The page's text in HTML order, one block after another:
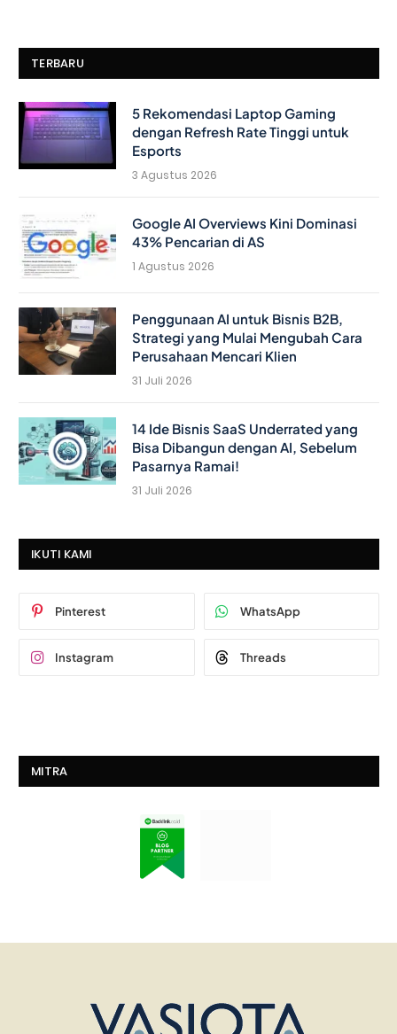
TERBARU
5 Rekomendasi Laptop Gaming
dengan Refresh Rate Tinggi untuk
Esports
3 Agustus 2026
Google AI Overviews Kini Dominasi
43% Pencarian di AS
1 Agustus 2026
Penggunaan AI untuk Bisnis B2B,
Strategi yang Mulai Mengubah Cara
Perusahaan Mencari Klien
31 Juli 2026
14 Ide Bisnis SaaS Underrated yang
Bisa Dibangun dengan AI, Sebelum
Pasarnya Ramai!
31 Juli 2026
IKUTI KAMI
Pinterest WhatsApp
Instagram Threads
MITRA